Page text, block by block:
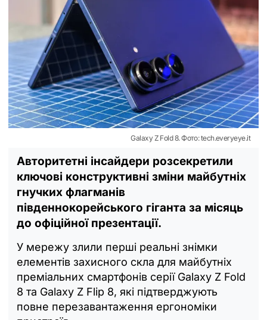
Galaxy Z Fold 8. Фото: tech.everyeye.it
Авторитетні інсайдери розсекретили
ключові конструктивні зміни майбутніх
гнучких флагманів
південнокорейського гіганта за місяць
до офіційної презентації.
У мережу злили перші реальні знімки
елементів захисного скла для майбутніх
преміальних смартфонів серії Galaxy Z Fold
8 та Galaxy Z Flip 8, які підтверджують
повне перезавантаження ергономіки